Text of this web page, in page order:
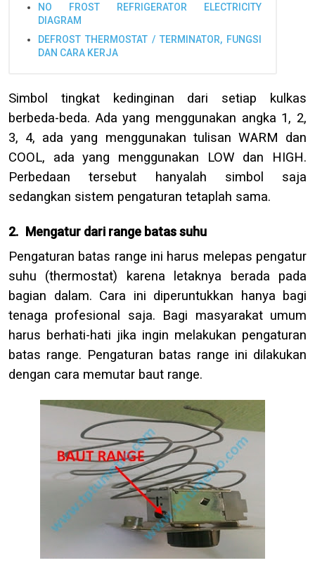
NO FROST REFRIGERATOR ELECTRICITY
DIAGRAM
DEFROST THERMOSTAT / TERMINATOR, FUNGSI
DAN CARA KERJA
Simbol tingkat kedinginan dari setiap kulkas
berbeda-beda. Ada yang menggunakan angka 1, 2,
3, 4, ada yang menggunakan tulisan WARM dan
COOL, ada yang menggunakan LOW dan HIGH.
Perbedaan tersebut hanyalah simbol saja
sedangkan sistem pengaturan tetaplah sama.
2. Mengatur dari range batas suhu
Pengaturan batas range ini harus melepas pengatur
suhu (thermostat) karena letaknya berada pada
bagian dalam. Cara ini diperuntukkan hanya bagi
tenaga profesional saja. Bagi masyarakat umum
harus berhati-hati jika ingin melakukan pengaturan
batas range. Pengaturan batas range ini dilakukan
dengan cara memutar baut range.